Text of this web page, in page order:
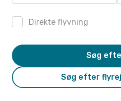
Direkte flyvning
Søg efter
Søg